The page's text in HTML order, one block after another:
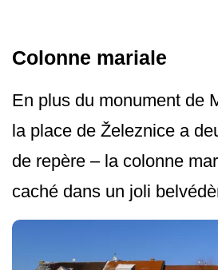
Colonne mariale
En plus du monument de
la place de Železnice a
de repère – la colonne
caché dans un joli